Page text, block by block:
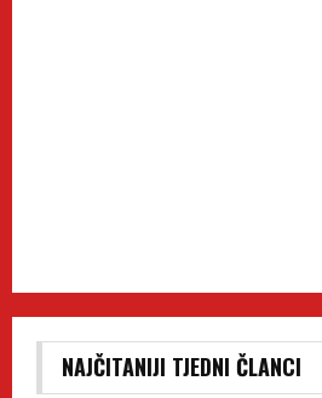
NAJČITANIJI TJEDNI ČLANCI